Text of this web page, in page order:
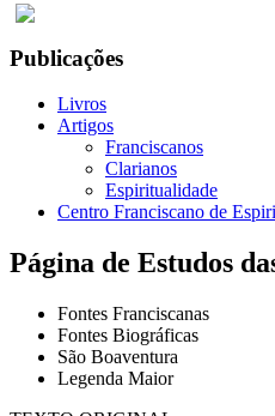
Publicações
Livros
Artigos
Franciscanos
Clarianos
Espiritualidade
Centro Franciscano de
Página de Estudos
Fontes Franciscanas
Fontes Biográficas
São Boaventura
Legenda Maior